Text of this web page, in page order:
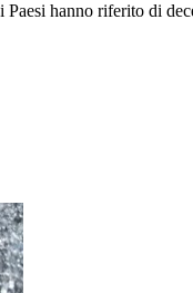
hanno riferito di